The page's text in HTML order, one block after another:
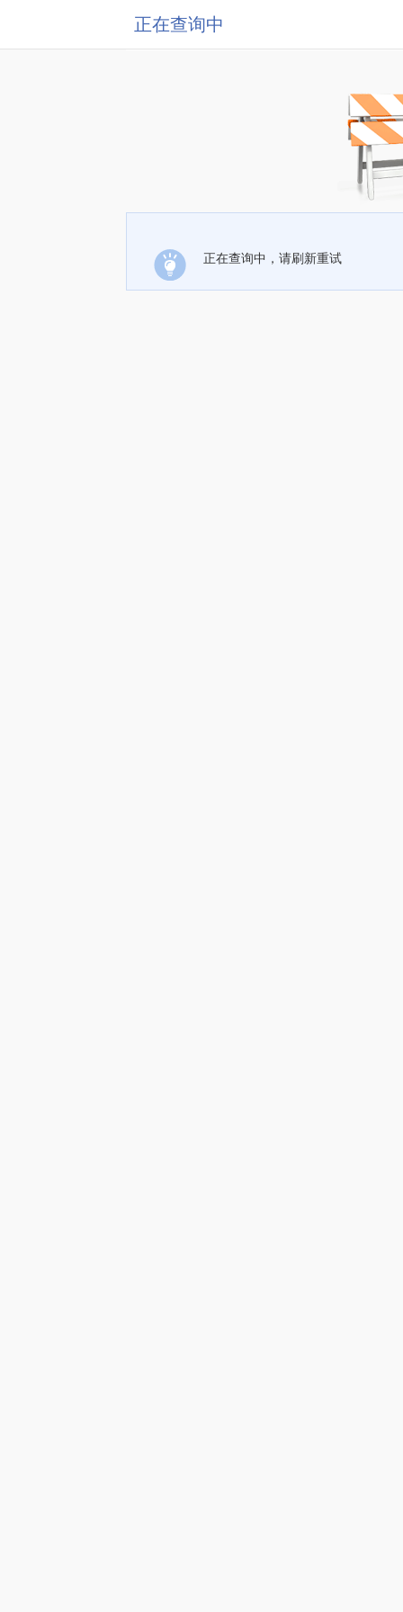
正在查询中
正在查询中，请刷新重试